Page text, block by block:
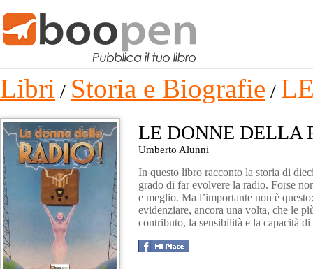
Libri / Storia e Biografie /
LE DONNE DELLA
Umberto Alunni
In questo libro racconto la storia di
grado di far evolvere la radio. Forse
e meglio. Ma l’importante non è
evidenziare, ancora una volta, che le
contributo, la sensibilità e la capacità